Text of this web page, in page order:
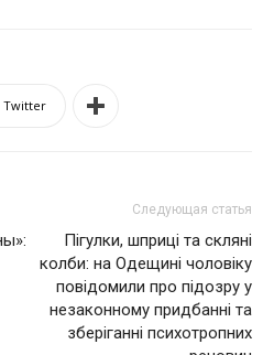
Twitter
Следующая статья
Пігулки, шприці та скляні
колби: на Одещині чоловіку
повідомили про підозру у
незаконному придбанні та
зберіганні психотропних